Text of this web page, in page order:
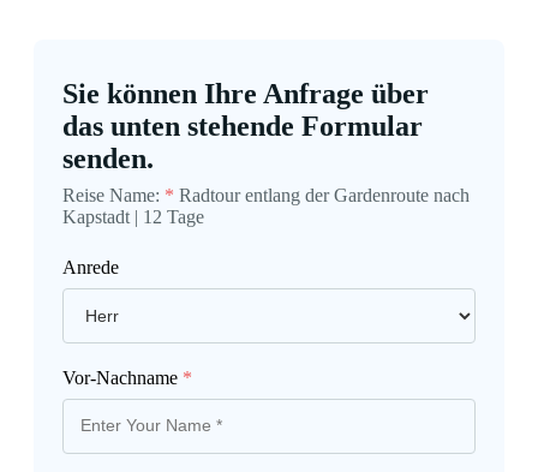
Sie können Ihre Anfrage über
das unten stehende Formular
senden.
Reise Name: * Radtour entlang der Gardenroute nach
Kapstadt | 12 Tage
Anrede
Vor-Nachname *